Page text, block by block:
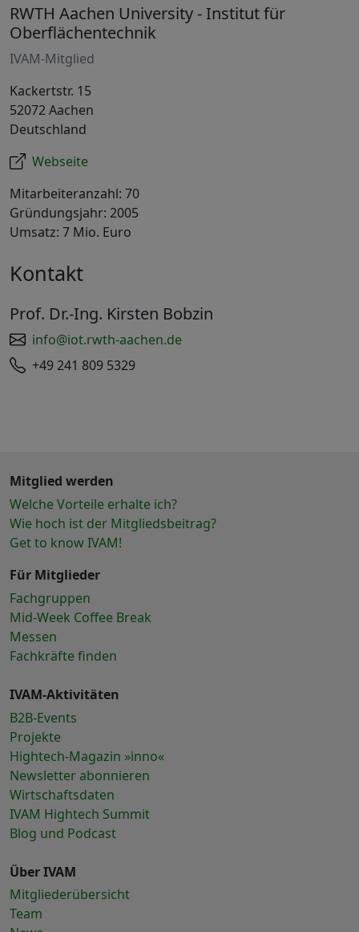
RWTH Aachen University - Institut für
Oberflächentechnik
IVAM-Mitglied
Kackertstr. 15
52072 Aachen
Deutschland
Webseite
Mitarbeiteranzahl: 70
Gründungsjahr: 2005
Umsatz: 7 Mio. Euro
Kontakt
Prof. Dr.-Ing. Kirsten Bobzin
info@iot.rwth-aachen.de
+49 241 809 5329
Mitglied werden
Welche Vorteile erhalte ich?
Wie hoch ist der Mitgliedsbeitrag?
Get to know IVAM!
Für Mitglieder
Fachgruppen
Mid-Week Coffee Break
Messen
Fachkräfte finden
IVAM-Aktivitäten
B2B-Events
Projekte
Hightech-Magazin »inno«
Newsletter abonnieren
Wirtschaftsdaten
IVAM Hightech Summit
Blog und Podcast
Über IVAM
Mitgliederübersicht
Team